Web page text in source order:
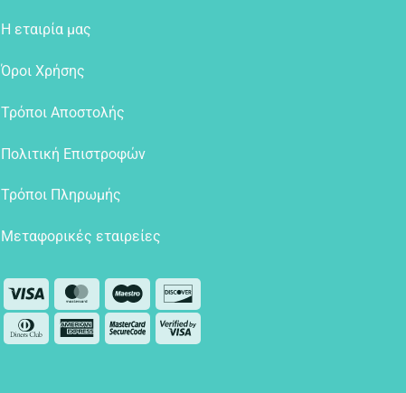
Η εταιρία μας
Όροι Χρήσης
Τρόποι Αποστολής
Πολιτική Επιστροφών
Τρόποι Πληρωμής
Μεταφορικές εταιρείες
Visa MasterCardMaestro
Dinners AmericanMasterCard
Visa